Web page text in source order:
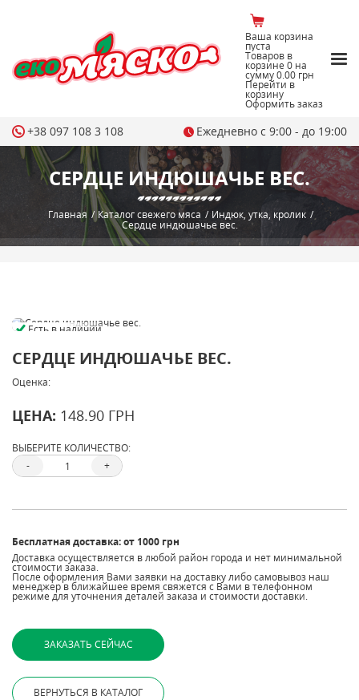
СЕРДЦЕ ИНДЮШАЧЬЕ ВЕС.
Главная / Каталог свежего мяса / Индюк, утка, кролик /
Сердце индюшачье вес.
Есть в наличии
СЕРДЦЕ ИНДЮШАЧЬЕ ВЕС.
Оценка:
ЦЕНА: 148.90 ГРН
ВЫБЕРИТЕ КОЛИЧЕСТВО:
-
+
Бесплатная доставка: от 1000 грн
Доставка осуществляется в любой район города и нет минимальной
стоимости заказа.
После оформления Вами заявки на доставку либо самовывоз наш
менеджер в ближайшее время свяжется с Вами в телефонном
режиме для уточнения деталей заказа и стоимости доставки.
ВЕРНУТЬСЯ В КАТАЛОГ
+38 097 108 3 108 Ежедневно с 9:00 - до 19:00
Ваша корзина
пуста
Товаров в
корзине0 на
сумму0.00 грн
Перейти в
корзину
Оформить заказ